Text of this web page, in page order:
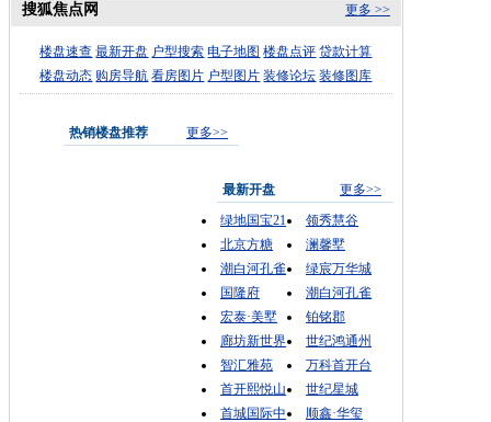
更多 >>
搜狐焦点网
楼盘速查 最新开盘 户型搜索 电子地图 楼盘点评 贷款计算
楼盘动态 购房导航 看房图片 户型图片 装修论坛 装修图库
热销楼盘推荐 更多>>
最新开盘
更多>>
绿地国宝21
领秀慧谷
北京方糖
澜馨墅
潮白河孔雀
绿宸万华城
国隆府
潮白河孔雀
宏泰·美墅
铂铭郡
廊坊新世界
世纪鸿通州
智汇雅苑
万科首开台
首开熙悦山
世纪星城
首城国际中
顺鑫·华玺